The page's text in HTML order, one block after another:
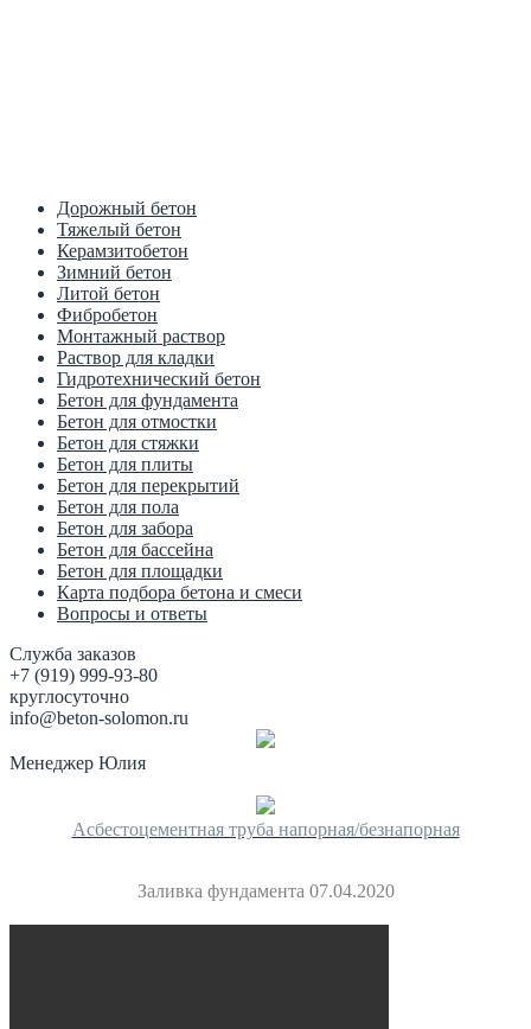
Дорожный бетон
Тяжелый бетон
Керамзитобетон
Зимний бетон
Литой бетон
Фибробетон
Монтажный раствор
Раствор для кладки
Гидротехнический бетон
Бетон для фундамента
Бетон для отмостки
Бетон для стяжки
Бетон для плиты
Бетон для перекрытий
Бетон для пола
Бетон для забора
Бетон для бассейна
Бетон для площадки
Карта подбора бетона и смеси
Вопросы и ответы
Служба заказов
+7 (919) 999-93-80
круглосуточно
info@beton-solomon.ru
Менеджер Юлия
Асбестоцементная труба напорная/безнапорная
Заливка фундамента 07.04.2020